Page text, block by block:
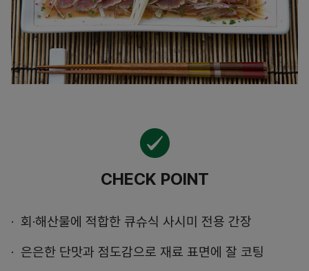
CHECK POINT
회·해산물에 적합한 큐슈식 사시미 전용 간장
은은한 단맛과 점도감으로 재료 표면에 잘 코팅